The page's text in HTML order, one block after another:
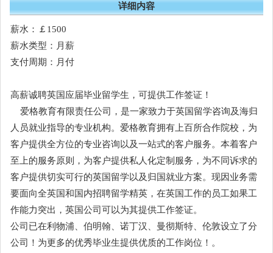
详细内容
薪水：￡1500
薪水类型：月薪
支付周期：月付
高薪诚聘英国应届毕业留学生，可提供工作签证！
爱格教育有限责任公司，是一家致力于英国留学咨询及海归
人员就业指导的专业机构。爱格教育拥有上百所合作院校，为
客户提供全方位的专业咨询以及一站式的客户服务。本着客户
至上的服务原则，为客户提供私人化定制服务，为不同诉求的
客户提供切实可行的英国留学以及归国就业方案。现因业务需
要面向全英国和国内招聘留学精英，在英国工作的员工如果工
作能力突出，英国公司可以为其提供工作签证。
公司已在利物浦、伯明翰、诺丁汉、曼彻斯特、伦敦设立了分
公司！为更多的优秀毕业生提供优质的工作岗位！。